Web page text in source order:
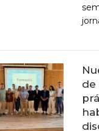
CONGRESO
LA ELECCIÓN DÉ
de